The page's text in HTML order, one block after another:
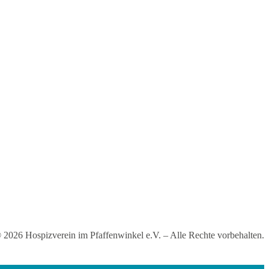
Hospizverein im Pfaffenwinkel e.V. – Alle Rechte vorbehalten.